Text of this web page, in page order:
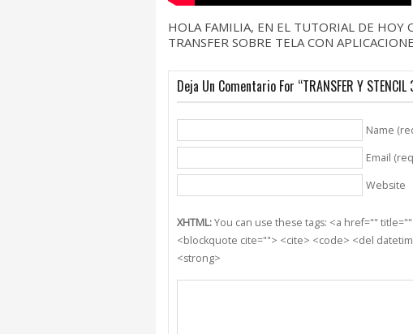
HOLA FAMILIA, EN EL TUTORIAL DE HOY
TRANSFER SOBRE TELA CON
Deja Un Comentario For “TRANSFER Y STENCIL
Name
Email
Website
XHTML:You can use these tags: <a href=""
<blockquote cite=""> <cite> <code> <del
<strong>